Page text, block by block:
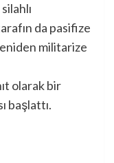
da pasifize
militarize
olarak bir
başlattı.